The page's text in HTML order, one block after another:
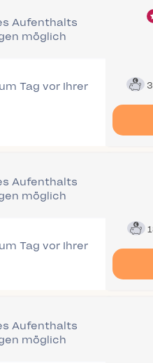
Aufenthalts
möglich
Tag vor Ihrer
Aufenthalts
möglich
Tag vor Ihrer
Aufenthalts
möglich